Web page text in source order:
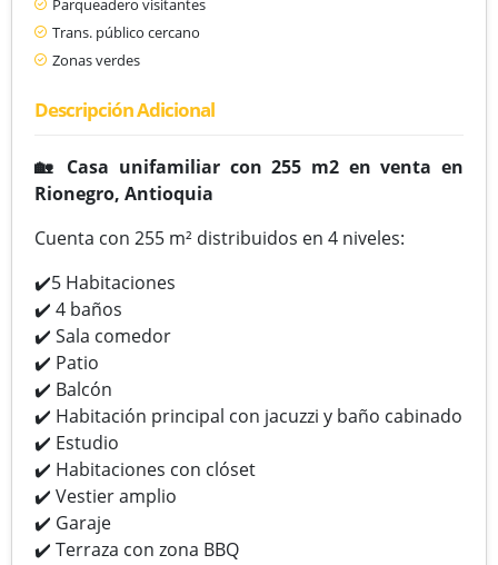
Parqueadero visitantes
Trans. público cercano
Zonas verdes
Descripción Adicional
🏡 Casa unifamiliar con 255 m2 en venta en
Rionegro, Antioquia
Cuenta con 255 m² distribuidos en 4 niveles:
✔️5 Habitaciones
✔️ 4 baños
✔️ Sala comedor
✔️ Patio
✔️ Balcón
✔️ Habitación principal con jacuzzi y baño cabinado
✔️ Estudio
✔️ Habitaciones con clóset
✔️ Vestier amplio
✔️ Garaje
✔️ Terraza con zona BBQ